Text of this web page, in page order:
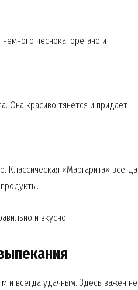
чеснока, орегано и
Она красиво тянется и придаёт
Классическая «Маргарита» всегда
и вкусно.
и всегда удачным. Здесь важен не